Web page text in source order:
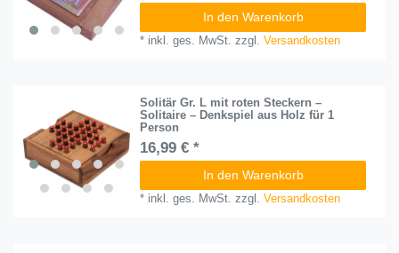
In den Warenkorb
* inkl. ges. MwSt. zzgl.Versandkosten
Solitär Gr. L mit roten Steckern –
Solitaire – Denkspiel aus Holz für 1
Person
16,99 € *
In den Warenkorb
* inkl. ges. MwSt. zzgl.Versandkosten